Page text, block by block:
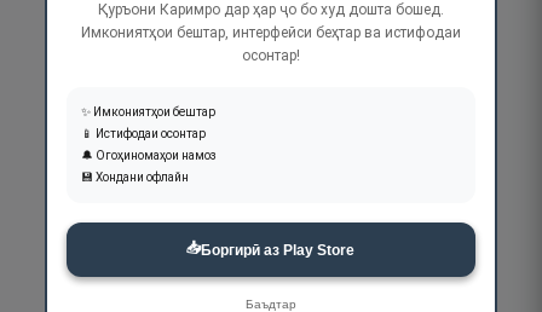
Қуръони Каримро дар ҳар ҷо бо худ дошта бошед.
Имкониятҳои бештар, интерфейси беҳтар ва истифодаи
осонтар!
✨ Имкониятҳои бештар
📱 Истифодаи осонтар
🔔 Огоҳиномаҳои намоз
💾 Хондани офлайн
📥Боргирӣ аз Play Store
Баъдтар